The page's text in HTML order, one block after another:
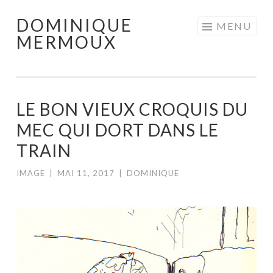
Aller
au
DOMINIQUE
MERMOUX
MENU
LE BON VIEUX CROQUIS DU
MEC QUI DORT DANS LE
TRAIN
IMAGE MAI 11, 2017 DOMINIQUE